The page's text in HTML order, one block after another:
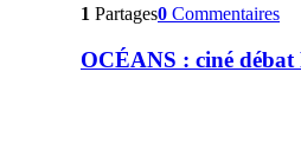
1 Partages0 Commentaires
OCÉANS : ciné débat